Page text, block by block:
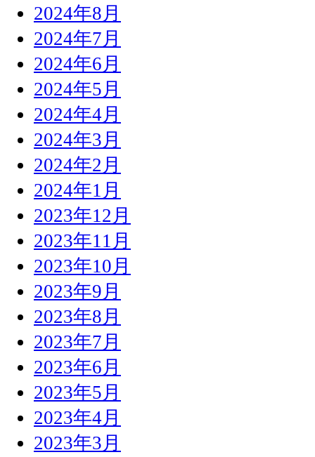
2024年8月
2024年7月
2024年6月
2024年5月
2024年4月
2024年3月
2024年2月
2024年1月
2023年12月
2023年11月
2023年10月
2023年9月
2023年8月
2023年7月
2023年6月
2023年5月
2023年4月
2023年3月